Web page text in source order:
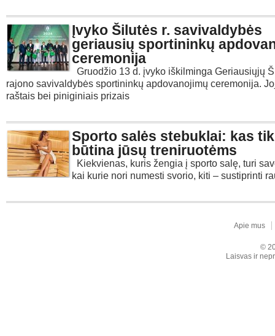
Įvyko Šilutės r. savivaldybės
geriausių sportininkų
ceremonija
Gruodžio 13 d. įvyko iškilminga Geriausiųjų
rajono savivaldybės sportininkų apdovanojimų ceremonija.
raštais bei piniginiais prizais
Sporto salės stebuklai: kas
būtina jūsų treniruotėms
Kiekvienas, kuris žengia į sporto salę, turi
kai kurie nori numesti svorio, kiti – sustiprinti
Apie mus
©
Laisvas ir